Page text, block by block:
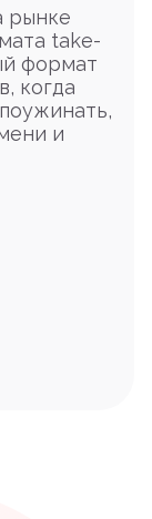
рынке
take-
формат
когда
и